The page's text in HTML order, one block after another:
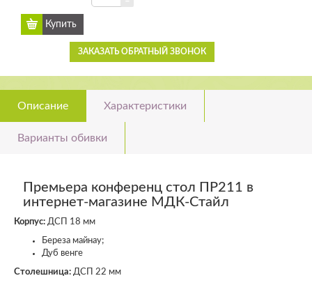
ЗАКАЗАТЬ ОБРАТНЫЙ ЗВОНОК
Описание Характеристики
Варианты обивки
Премьера конференц стол ПР211 в
интернет-магазине МДК-Стайл
Корпус: ДСП 18 мм
Береза майнау;
Дуб венге
Столешница: ДСП 22 мм